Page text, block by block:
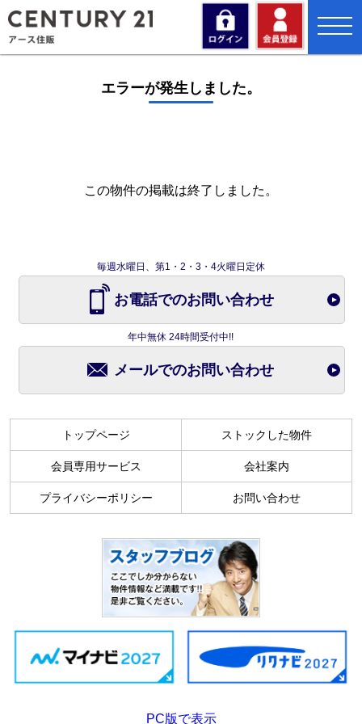
toggle
エラーが発生しました。
この物件の掲載は終了しました。
毎週水曜日、第1・2・3・4火曜日定休
お電話でのお問い合わせ
年中無休 24時間受付中!!
メールでのお問い合わせ
トップページ ストックした物件
会員専用サービス 会社案内
プライバシーポリシー お問い合わせ
PC版で表示